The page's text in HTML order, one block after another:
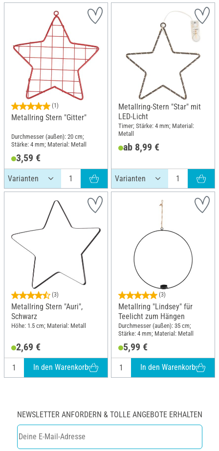
(1)
Metallring Stern "Gitter"
Durchmesser (außen): 20 cm;
Stärke: 4 mm; Material: Metall
3,59 €
Metallring-Stern "Star" mit
LED-Licht
Timer; Stärke: 4 mm; Material:
Metall
ab 8,99 €
(3)
Metallring Stern "Auri",
Schwarz
Höhe: 1.5 cm; Material: Metall
2,69 €
In den Warenkorb
(3)
Metallring "Lindsey" für
Teelicht zum Hängen
Durchmesser (außen): 35 cm;
Stärke: 4 mm; Material: Metall
5,99 €
In den Warenkorb
NEWSLETTER ANFORDERN & TOLLE ANGEBOTE ERHALTEN